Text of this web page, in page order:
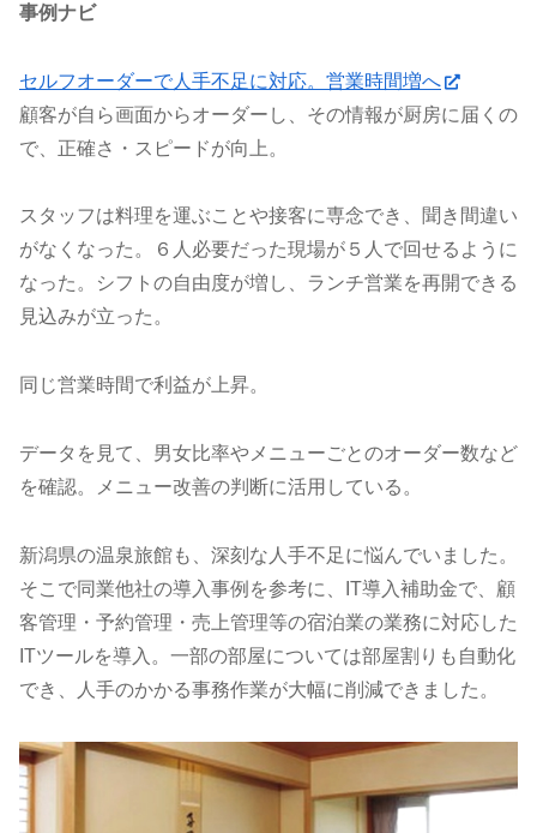
事例ナビ
セルフオーダーで人手不足に対応。営業時間増へ
顧客が自ら画面からオーダーし、その情報が厨房に届くの
で、正確さ・スピードが向上。
スタッフは料理を運ぶことや接客に専念でき、聞き間違い
がなくなった。６人必要だった現場が５人で回せるように
なった。シフトの自由度が増し、ランチ営業を再開できる
見込みが立った。
同じ営業時間で利益が上昇。
データを見て、男女比率やメニューごとのオーダー数など
を確認。メニュー改善の判断に活用している。
新潟県の温泉旅館も、深刻な人手不足に悩んでいました。
そこで同業他社の導入事例を参考に、IT導入補助金で、顧
客管理・予約管理・売上管理等の宿泊業の業務に対応した
ITツールを導入。一部の部屋については部屋割りも自動化
でき、人手のかかる事務作業が大幅に削減できました。